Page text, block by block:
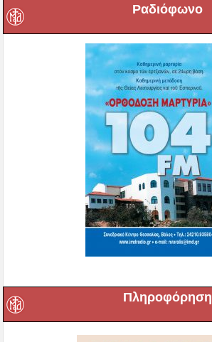
Ραδιόφωνο
Πληροφόρηση